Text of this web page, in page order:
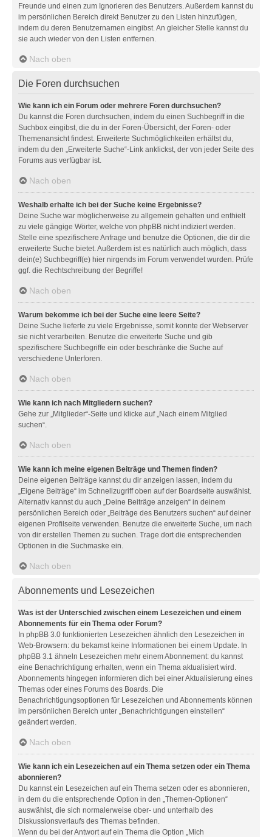
Freunde und einen zum Ignorieren des Benutzers. Außerdem kannst du
im persönlichen Bereich direkt Benutzer zu den Listen hinzufügen,
indem du deren Benutzernamen eingibst. An gleicher Stelle kannst du
sie auch wieder von den Listen entfernen.
Nach oben
Die Foren durchsuchen
Wie kann ich ein Forum oder mehrere Foren durchsuchen?
Du kannst die Foren durchsuchen, indem du einen Suchbegriff in die
Suchbox eingibst, die du in der Foren-Übersicht, der Foren- oder
Themenansicht findest. Erweiterte Suchmöglichkeiten erhältst du,
indem du den „Erweiterte Suche“-Link anklickst, der von jeder Seite des
Forums aus verfügbar ist.
Nach oben
Weshalb erhalte ich bei der Suche keine Ergebnisse?
Deine Suche war möglicherweise zu allgemein gehalten und enthielt
zu viele gängige Wörter, welche von phpBB nicht indiziert werden.
Stelle eine spezifischere Anfrage und benutze die Optionen, die dir die
erweiterte Suche bietet. Außerdem ist es natürlich auch möglich, dass
dein(e) Suchbegriff(e) hier nirgends im Forum verwendet wurden. Prüfe
ggf. die Rechtschreibung der Begriffe!
Nach oben
Warum bekomme ich bei der Suche eine leere Seite?
Deine Suche lieferte zu viele Ergebnisse, somit konnte der Webserver
sie nicht verarbeiten. Benutze die erweiterte Suche und gib
spezifischere Suchbegriffe ein oder beschränke die Suche auf
verschiedene Unterforen.
Nach oben
Wie kann ich nach Mitgliedern suchen?
Gehe zur „Mitglieder“-Seite und klicke auf „Nach einem Mitglied
suchen“.
Nach oben
Wie kann ich meine eigenen Beiträge und Themen finden?
Deine eigenen Beiträge kannst du dir anzeigen lassen, indem du
„Eigene Beiträge“ im Schnellzugriff oben auf der Boardseite auswählst.
Alternativ kannst du auch „Deine Beiträge anzeigen“ in deinem
persönlichen Bereich oder „Beiträge des Benutzers suchen“ auf deiner
eigenen Profilseite verwenden. Benutze die erweiterte Suche, um nach
von dir erstellen Themen zu suchen. Trage dort die entsprechenden
Optionen in die Suchmaske ein.
Nach oben
Abonnements und Lesezeichen
Was ist der Unterschied zwischen einem Lesezeichen und einem
Abonnements für ein Thema oder Forum?
In phpBB 3.0 funktionierten Lesezeichen ähnlich den Lesezeichen in
Web-Browsern: du bekamst keine Informationen bei einem Update. In
phpBB 3.1 ähneln Lesezeichen mehr einem Abonnement: du kannst
eine Benachrichtigung erhalten, wenn ein Thema aktualisiert wird.
Abonnements hingegen informieren dich bei einer Aktualisierung eines
Themas oder eines Forums des Boards. Die
Benachrichtigungsoptionen für Lesezeichen und Abonnements können
im persönlichen Bereich unter „Benachrichtigungen einstellen“
geändert werden.
Nach oben
Wie kann ich ein Lesezeichen auf ein Thema setzen oder ein Thema
abonnieren?
Du kannst ein Lesezeichen auf ein Thema setzen oder es abonnieren,
in dem du die entsprechende Option in den „Themen-Optionen“
auswählst, die sich normalerweise ober- und unterhalb des
Diskussionsverlaufs des Themas befinden.
Wenn du bei der Antwort auf ein Thema die Option „Mich